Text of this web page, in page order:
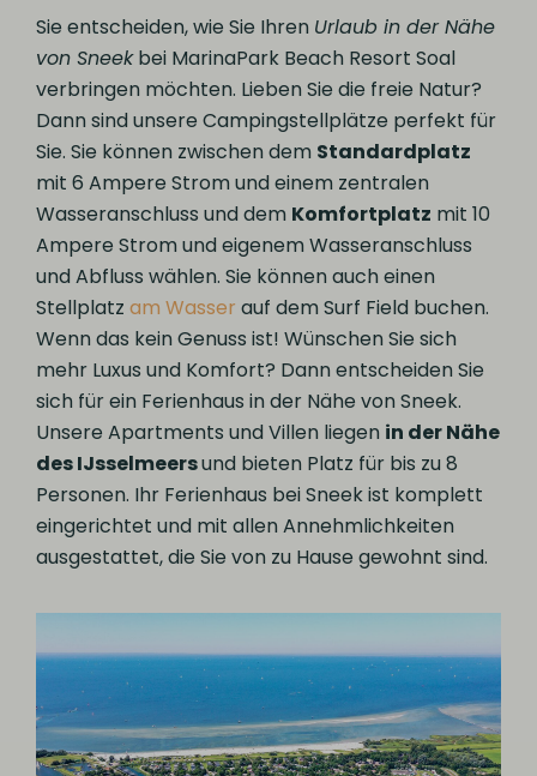
Sie entscheiden, wie Sie Ihren Urlaub in der Nähe
von Sneekbei MarinaPark Beach Resort Soal
verbringen möchten. Lieben Sie die freie Natur?
Dann sind unsere Campingstellplätze perfekt für
Sie. Sie können zwischen dem Standardplatz
mit 6 Ampere Strom und einem zentralen
Wasseranschluss und dem Komfortplatz mit 10
Ampere Strom und eigenem Wasseranschluss
und Abfluss wählen. Sie können auch einen
Stellplatzam Wasser auf dem Surf Field buchen.
Wenn das kein Genuss ist! Wünschen Sie sich
mehr Luxus und Komfort? Dann entscheiden Sie
sich für ein Ferienhaus in der Nähe von Sneek.
Unsere Apartments und Villen liegen in der Nähe
des IJsselmeersund bieten Platz für bis zu 8
Personen. Ihr Ferienhaus bei Sneek ist komplett
eingerichtet und mit allen Annehmlichkeiten
ausgestattet, die Sie von zu Hause gewohnt sind.